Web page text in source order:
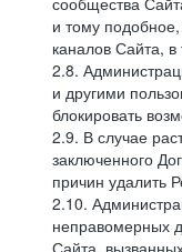
и тому
каналов Сайта,
2.8.
и другими
блокировать
2.9. В случае
заключенного
причин удалить
2.10.
неправомерных
Сайта,